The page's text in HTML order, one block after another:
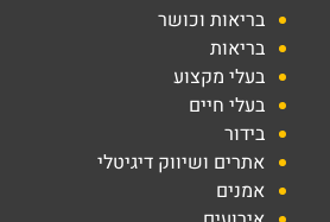
בריאות וכושר
בריאות
בעלי מקצוע
בעלי חיים
בידור
אתרים ושיווק דיגיטלי
אמנים